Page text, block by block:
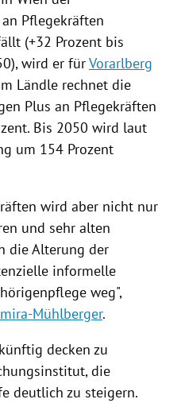
Pflegekräften
(+32 Prozent bis
wird er fürVorarlberg
Ländle rechnet die
Plus an Pflegekräften
Bis 2050 wird laut
um 154 Prozent
wird aber nicht nur
und sehr alten
die Alterung der
informelle
weg",
Mühlberger.
decken zu
die
deutlich zu steigern.